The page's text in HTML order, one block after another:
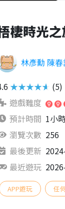
棲時光
林彥勳 陳
★★★★★ (5)
遊戲難度
預計時間 1小
瀏覽次數 256
最後更新
最近遊玩
APP遊玩 任